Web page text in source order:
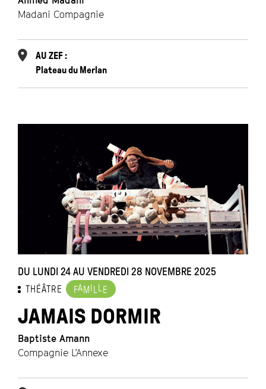
Madani Compagnie
AU ZEF :
Plateau du Merlan
DU LUNDI 24 AU VENDREDI 28 NOVEMBRE 2025
THÉÂTRE FAM E
JAMAIS DORMIR
Baptiste Amann
Compagnie L’Annexe